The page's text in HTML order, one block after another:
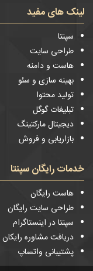
لینک های مفید
سپنتا
طراحی سایت
هاست و دامنه
بهینه سازی و سئو
تولید محتوا
تبلیغات گوگل
دیجیتال مارکتینگ
بازاریابی و فروش
خدمات رایگان سپنتا
هاست رایگان
طراحی سایت رایگان
سپنتا در اینستاگرام
دریافت مشاوره رایکان
پشتیبانی واتساپ